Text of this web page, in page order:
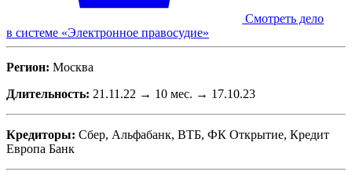
Смотреть дело
в системе «Электронное правосудие»
Регион: Москва
Длительность: 21.11.22 → 10 мес. → 17.10.23
Кредиторы: Сбер, Альфабанк, ВТБ, ФК Открытие, Кредит
Европа Банк